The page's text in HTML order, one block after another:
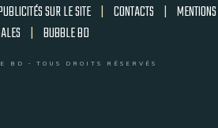
SUR LE SITE | CONTACTS | MENTIONS
| BUBBLE BD
- TOUS DROITS RÉSERVÉS